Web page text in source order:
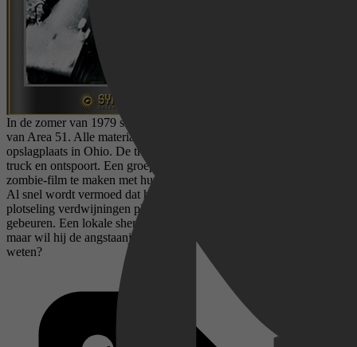
In de zomer van 1979 sluit de Amerikaanse Luchtmacht een sectie
van Area 51. Alle materialen worden per trein vervoerd naar een
opslagplaats in Ohio. De trein wordt echter aangereden door een
truck en ontspoort. Een groepje kinderen, dat bezig is om hun eigen
zombie-film te maken met hun 'Super 8' camera, stuit op de ravage.
Al snel wordt vermoed dat het niet om een ongeluk gaat, als er
plotseling verdwijningen plaatsvinden en onverklaarbare dingen
gebeuren. Een lokale sheriff probeert het mysterie te ontrafelen,
maar wil hij de angstaanjagende en onmenselijke waarheid wel
weten?